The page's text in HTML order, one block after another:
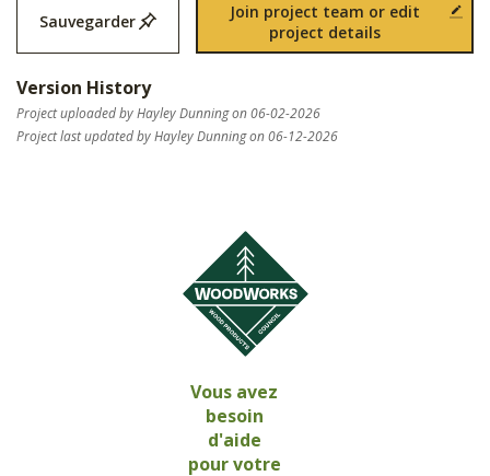
Sauvegarder
Join project team or edit
project details
Version History
Project uploaded by Hayley Dunning on 06-02-2026
Project last updated by Hayley Dunning on 06-12-2026
Vous avez
besoin
d'aide
pour votre